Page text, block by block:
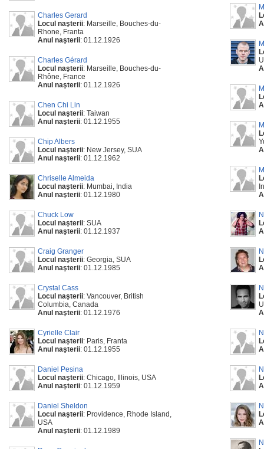
Charles Gerard
Locul naşterii: Marseille, Bouches-du-
Rhone, Franta
Anul naşterii: 01.12.1926
Charles Gérard
Locul naşterii: Marseille, Bouches-du-
Rhône, France
Anul naşterii: 01.12.1926
Chen Chi Lin
Locul naşterii: Taiwan
Anul naşterii: 01.12.1955
Chip Albers
Locul naşterii: New Jersey, SUA
Anul naşterii: 01.12.1962
Chriselle Almeida
Locul naşterii: Mumbai, India
Anul naşterii: 01.12.1980
Chuck Low
Locul naşterii: SUA
Anul naşterii: 01.12.1937
Craig Granger
Locul naşterii: Georgia, SUA
Anul naşterii: 01.12.1985
Crystal Cass
Locul naşterii: Vancouver, British
Columbia, Canada
Anul naşterii: 01.12.1976
Cyrielle Clair
Locul naşterii: Paris, Franta
Anul naşterii: 01.12.1955
Daniel Pesina
Locul naşterii: Chicago, Illinois, USA
Anul naşterii: 01.12.1959
Daniel Sheldon
Locul naşterii: Providence, Rhode Island,
USA
Anul naşterii: 01.12.1989